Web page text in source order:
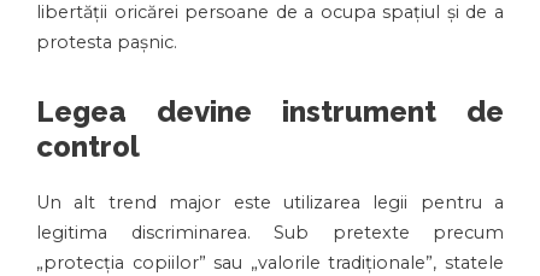
libertății oricărei persoane de a ocupa spațiul și de a
protesta pașnic.
Legea devine instrument de
control
Un alt trend major este utilizarea legii pentru a
legitima discriminarea. Sub pretexte precum
„protecția copiilor” sau „valorile tradiționale”, statele